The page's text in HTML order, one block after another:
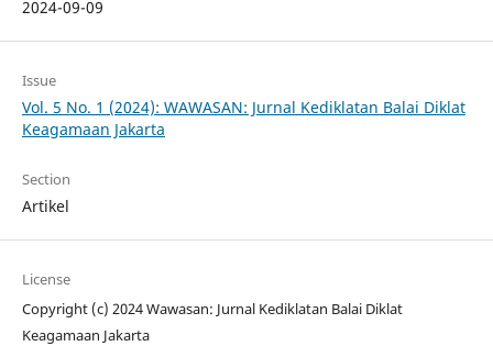
2024-09-09
Issue
Vol. 5 No. 1 (2024): WAWASAN: Jurnal Kediklatan Balai Diklat
Keagamaan Jakarta
Section
Artikel
License
Copyright (c) 2024 Wawasan: Jurnal Kediklatan Balai Diklat
Keagamaan Jakarta